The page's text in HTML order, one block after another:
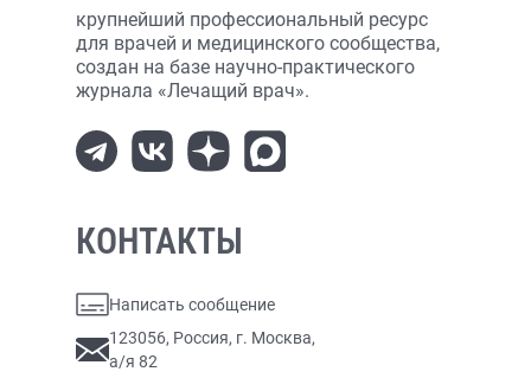
крупнейший профессиональный ресурс
для врачей и медицинского сообщества,
создан на базе научно-практического
журнала «Лечащий врач».
КОНТАКТЫ
Написать сообщение
123056, Россия, г. Москва,
а/я 82